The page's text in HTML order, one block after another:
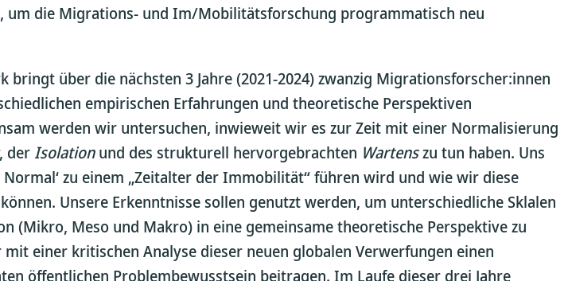
um die Migrations- und Im/Mobilitätsforschung programmatisch neu
bringt über die nächsten 3 Jahre (2021-2024) zwanzig Migrationsforscher:innen
empirischen Erfahrungen und theoretische Perspektiven
werden wir untersuchen, inwieweit wir es zur Zeit mit einer Normalisierung
, derIsolationund des strukturell hervorgebrachten Wartenszu tun haben. Uns
Normal‘ zu einem „Zeitalter der Immobilität“ führen wird und wie wir diese
Unsere Erkenntnisse sollen genutzt werden, um unterschiedliche Sklalen
(Mikro, Meso und Makro) in eine gemeinsame theoretische Perspektive zu
einer kritischen Analyse dieser neuen globalen Verwerfungen einen
öffentlichen Problembewusstsein beitragen. Im Laufe dieser drei Jahre